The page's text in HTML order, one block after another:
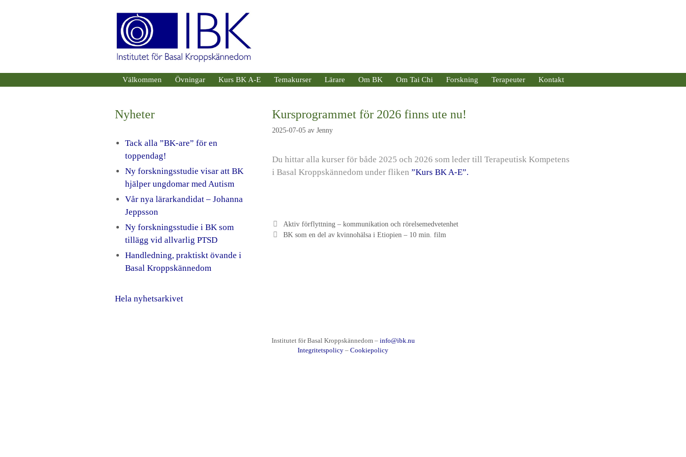
Välkommen Övningar Kurs BK A-E Temakurser Lärare Om BK Om Tai Chi Forskning Terapeuter Kontakt
Kursprogrammet för 2026 finns ute nu!
2025-07-05 av Jenny
Du hittar alla kurser för både 2025 och 2026 som leder till Terapeutisk Kompetens
i Basal Kroppskännedom under fliken ”Kurs BK A-E”.
Aktiv förflyttning – kommunikation och rörelsemedvetenhet
BK som en del av kvinnohälsa i Etiopien – 10 min. film
Nyheter
Tack alla ”BK-are” för en
toppendag!
Ny forskningsstudie visar att BK
hjälper ungdomar med Autism
Vår nya lärarkandidat – Johanna
Jeppsson
Ny forskningsstudie i BK som
tillägg vid allvarlig PTSD
Handledning, praktiskt övande i
Basal Kroppskännedom
Hela nyhetsarkivet
Institutet för Basal Kroppskännedom – info@ibk.nu
Integritetspolicy – Cookiepolicy